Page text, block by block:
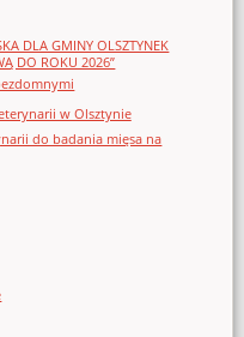
DLA GMINY OLSZTYNEK
DO ROKU 2026”
w Olsztynie
do badania mięsa na